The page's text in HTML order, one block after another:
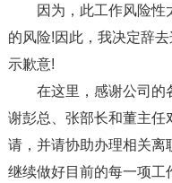
因为，此工作风险性
的风险!因此，我决定辞
示歉意!
在这里，感谢公司的
谢彭总、张部长和董主任
请，并请协助办理相关离
继续做好目前的每一项工